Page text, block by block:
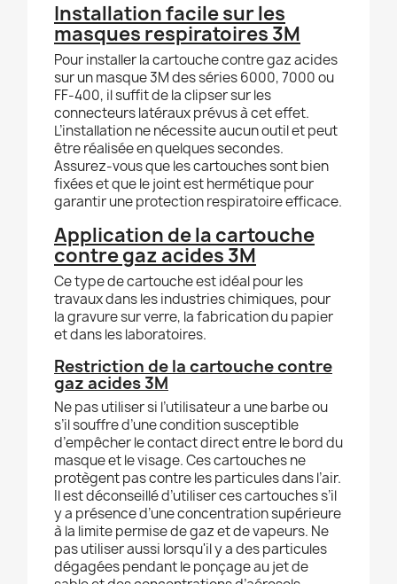
Installation facile sur les
masques respiratoires 3M
Pour installer la cartouche contre gaz acides
sur un masque 3M des séries 6000, 7000 ou
FF-400, il suffit de la clipser sur les
connecteurs latéraux prévus à cet effet.
L’installation ne nécessite aucun outil et peut
être réalisée en quelques secondes.
Assurez-vous que les cartouches sont bien
fixées et que le joint est hermétique pour
garantir une protection respiratoire efficace.
Application de la cartouche
contre gaz acides 3M
Ce type de cartouche est idéal pour les
travaux dans les industries chimiques, pour
la gravure sur verre, la fabrication du papier
et dans les laboratoires.
Restriction de la cartouche contre
gaz acides 3M
Ne pas utiliser si l’utilisateur a une barbe ou
s’il souffre d’une condition susceptible
d’empêcher le contact direct entre le bord du
masque et le visage. Ces cartouches ne
protègent pas contre les particules dans l’air.
Il est déconseillé d’utiliser ces cartouches s’il
y a présence d’une concentration supérieure
à la limite permise de gaz et de vapeurs. Ne
pas utiliser aussi lorsqu'il y a des particules
dégagées pendant le ponçage au jet de